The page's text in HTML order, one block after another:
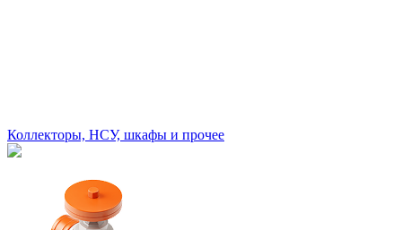
Коллекторы, НСУ, шкафы и прочее